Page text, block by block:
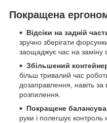
Покращена
Відсіки на задній
зручно зберігати
заощаджує час на заміну
Збільшений
більш тривалий час
дозаправлення, навіть за
розпилення.
Покращене
руки і полегшує